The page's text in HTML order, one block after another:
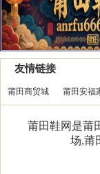
友情链接
莆田商贸城 莆田安福
莆田鞋网是莆
场,莆